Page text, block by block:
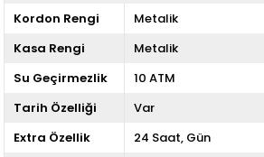
Kordon Rengi
Metalik
Kasa Rengi
Metalik
Su Geçirmezlik
10 ATM
Tarih Özelliği
Var
Extra Özellik
24 Saat Gün